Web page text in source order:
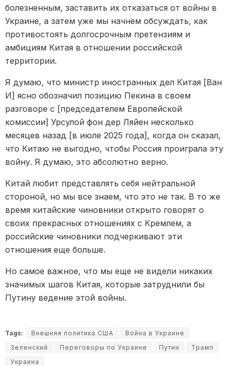
болезненным, заставить их отказаться от войны в
Украине, а затем уже мы начнем обсуждать, как
противостоять долгосрочным претензиям и
амбициям Китая в отношении российской
территории.
Я думаю, что министр иностранных дел Китая [Ван
И] ясно обозначил позицию Пекина в своем
разговоре с [председателем Европейской
комиссии] Урсулой фон дер Ляйен несколько
месяцев назад [в июле 2025 года], когда он сказал,
что Китаю не выгодно, чтобы Россия проиграла эту
войну. Я думаю, это абсолютно верно.
Китай любит представлять себя нейтральной
стороной, но мы все знаем, что это не так. В то же
время китайские чиновники открыто говорят о
своих прекрасных отношениях с Кремлем, а
российские чиновники подчеркивают эти
отношения еще больше.
Но самое важное, что мы еще не видели никаких
значимых шагов Китая, которые затруднили бы
Путину ведение этой войны.
Tags: Внешняя политика США
Война в Украине
Зеленский
Переговоры по Украине Путин
Трамп
Украина